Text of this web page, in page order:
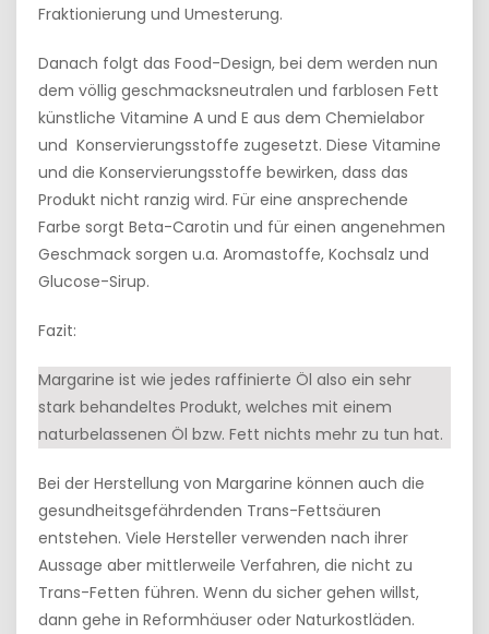
Fraktionierung und Umesterung.
Danach folgt das Food-Design, bei dem werden nun
dem völlig geschmacksneutralen und farblosen Fett
künstliche Vitamine A und E aus dem Chemielabor
und Konservierungsstoffe zugesetzt. Diese Vitamine
und die Konservierungsstoffe bewirken, dass das
Produkt nicht ranzig wird. Für eine ansprechende
Farbe sorgt Beta-Carotin und für einen angenehmen
Geschmack sorgen u.a. Aromastoffe, Kochsalz und
Glucose-Sirup.
Fazit:
Margarine ist wie jedes raffinierte Öl also ein sehr
stark behandeltes Produkt, welches mit einem
naturbelassenen Öl bzw. Fett nichts mehr zu tun hat.
Bei der Herstellung von Margarine können auch die
gesundheitsgefährdenden Trans-Fettsäuren
entstehen. Viele Hersteller verwenden nach ihrer
Aussage aber mittlerweile Verfahren, die nicht zu
Trans-Fetten führen. Wenn du sicher gehen willst,
dann gehe in Reformhäuser oder Naturkostläden.